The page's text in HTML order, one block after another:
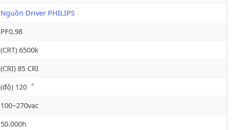
Nguồn Driver PHILIPS
PF0.98
(CRT) 6500k
(CRI) 85 CRI
(độ) 120︒
100~270vac
50.000h